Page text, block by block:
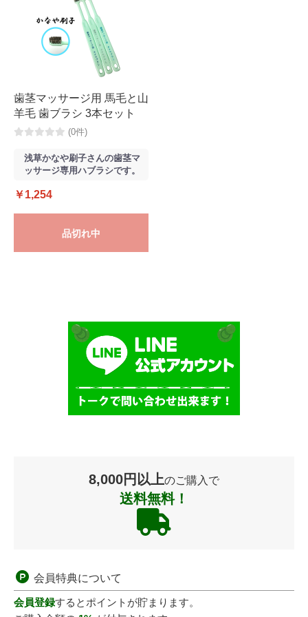
歯茎マッサージ用 馬毛と山
羊毛 歯ブラシ 3本セット
(0件)
浅草かなや刷子さんの歯茎マ
ッサージ専用ハブラシです。
￥1,254
品切れ中
8,000円以上のご購入で
送料無料！
会員特典について
会員登録するとポイントが貯まります。